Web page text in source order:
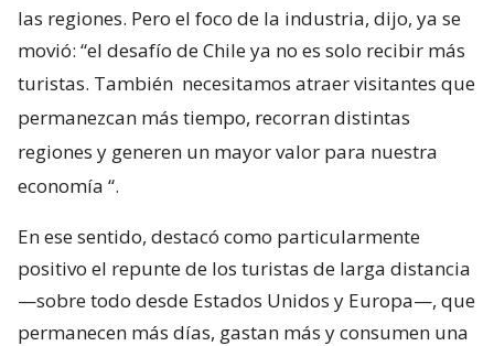
las regiones. Pero el foco de la industria, dijo, ya se
movió: “el desafío de Chile ya no es solo recibir más
turistas. También necesitamos atraer visitantes que
permanezcan más tiempo, recorran distintas
regiones y generen un mayor valor para nuestra
economía “.
En ese sentido, destacó como particularmente
positivo el repunte de los turistas de larga distancia
—sobre todo desde Estados Unidos y Europa—, que
permanecen más días, gastan más y consumen una